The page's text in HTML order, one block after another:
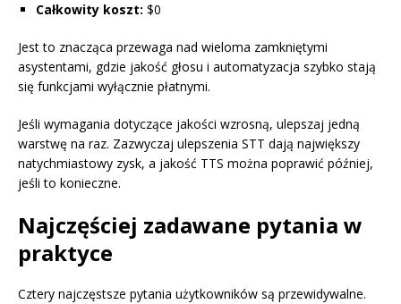
Całkowity koszt: $0
Jest to znacząca przewaga nad wieloma zamkniętymi
asystentami, gdzie jakość głosu i automatyzacja szybko stają
się funkcjami wyłącznie płatnymi.
Jeśli wymagania dotyczące jakości wzrosną, ulepszaj jedną
warstwę na raz. Zazwyczaj ulepszenia STT dają największy
natychmiastowy zysk, a jakość TTS można poprawić później,
jeśli to konieczne.
Najczęściej zadawane pytania w
praktyce
Cztery najczęstsze pytania użytkowników są przewidywalne.